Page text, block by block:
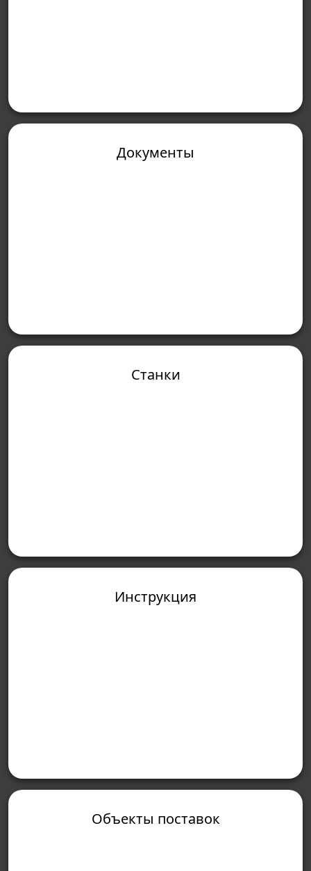
Документы
Станки
Инструкция
Объекты поставок